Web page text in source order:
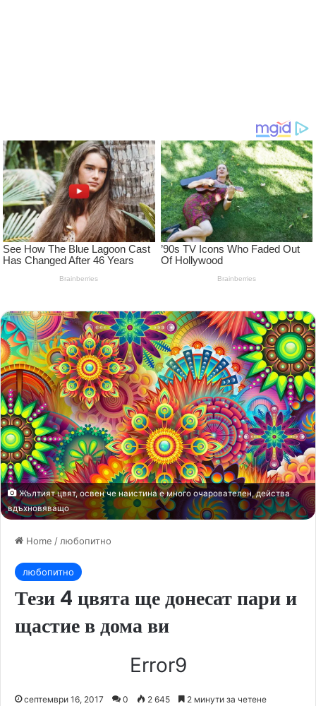
Жълтият цвят, освен че наистина е много очарователен, действа
вдъхновяващо
Home /любопитно
любопитно
Тези 4 цвята ще донесат пари и
щастие в дома ви
Error9
септември 16, 2017 0 2 645 2 минути за четене